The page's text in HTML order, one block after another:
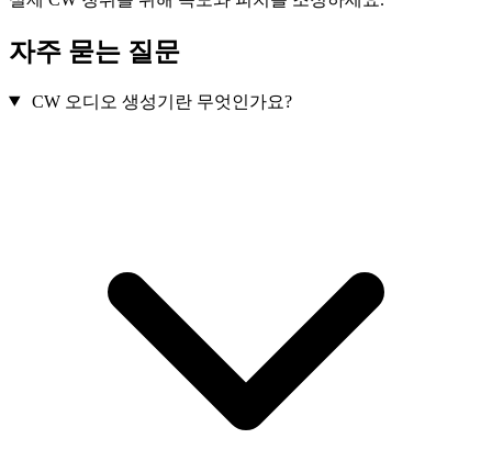
자주 묻는 질문
CW 오디오 생성기란 무엇인가요?